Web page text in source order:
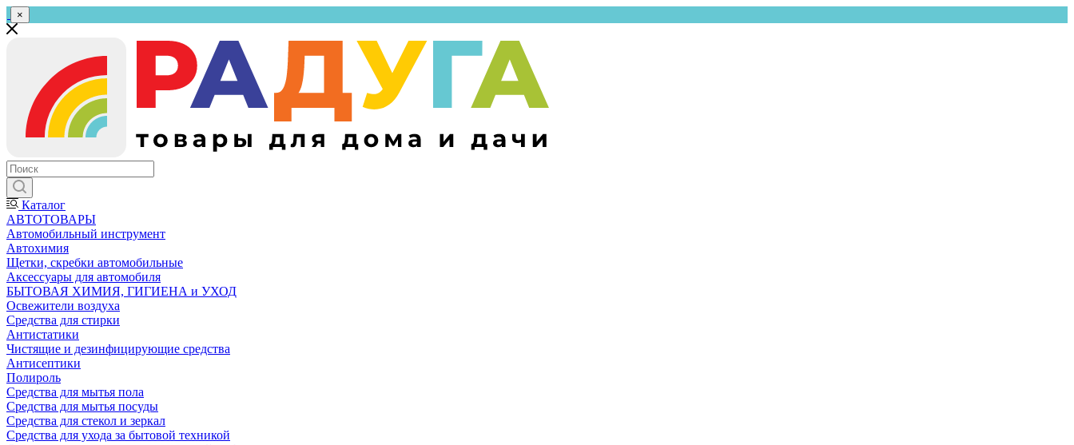
×
Каталог
АВТОТОВАРЫ
Автомобильный инструмент
Автохимия
Щетки, скребки автомобильные
Аксессуары для автомобиля
БЫТОВАЯ ХИМИЯ, ГИГИЕНА и УХОД
Освежители воздуха
Средства для стирки
Антистатики
Чистящие и дезинфицирующие средства
Антисептики
Полироль
Средства для мытья пола
Средства для мытья посуды
Средства для стекол и зеркал
Средства для ухода за бытовой техникой